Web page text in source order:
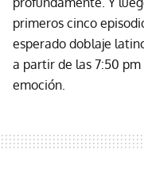
primeros cinco
esperado doblaje
a partir de las 7:50
emoción.